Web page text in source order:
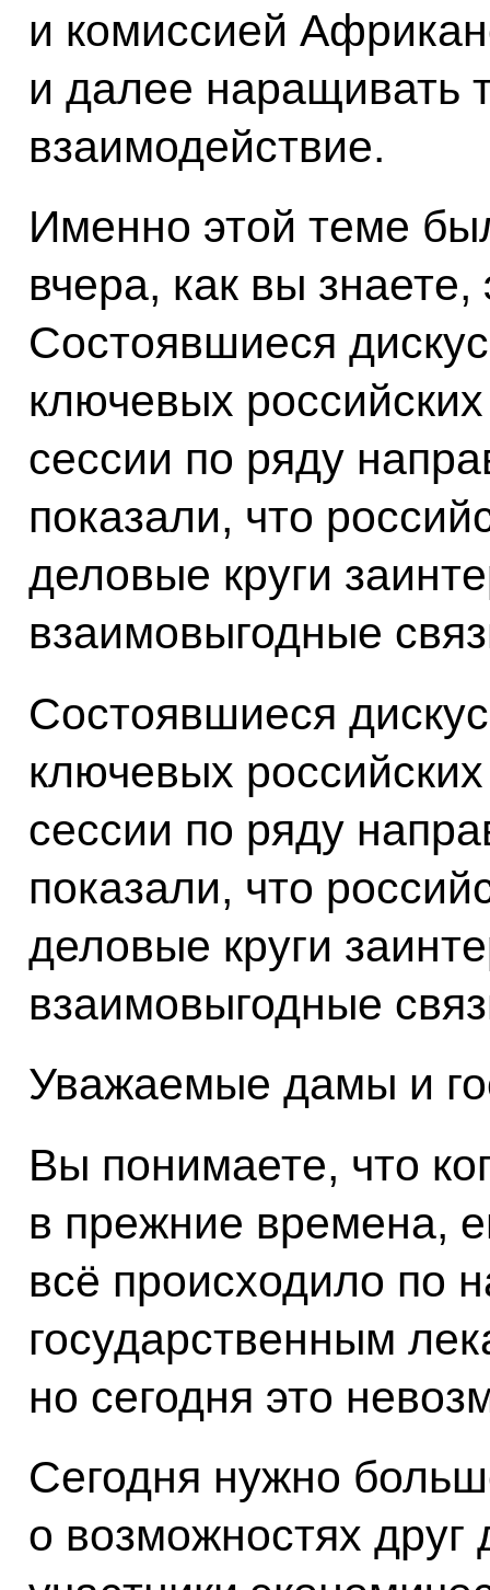
и комиссией
и далее наращивать
взаимодействие.
Именно этой теме
вчера, как вы
Состоявшиеся
ключевых
сессии по ряду
показали, что
деловые круги
взаимовыгодные
Состоявшиеся
ключевых
сессии по ряду
показали, что
деловые круги
взаимовыгодные
Уважаемые дамы и
Вы понимаете, что
в прежние времена,
всё происходило по
государственным
но сегодня это
Сегодня нужно
о возможностях друг